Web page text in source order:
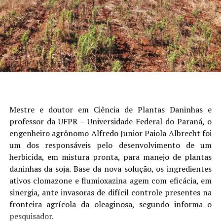
em alta na Bolsa de Mercadorias de Chicago (CBOT). Em
uma sessão marcada pela volatilidade, os preços
oscilaram em uma faixa estreita e recuperaram parte
das perdas recentes, impulsionados principalmente por
sinais de retomada das compras chinesas.
asiáticos ouvidos pela Reuters. As compras ampliam a
sequência de negócios antes da visita esperada do
presidente chinês, Xi Jinping, aos Estados Unidos no
próximo mês.
Segundo operadores, a estatal Sinograin comprou entre
10 e 15 cargas na quarta-feira. Pelo menos 10 delas
possuem embarques programados para outubro e
novembro.
Mestre e doutor em Ciência de Plantas Daninhas e
professor da UFPR – Universidade Federal do Paraná, o
engenheiro agrônomo Alfredo Junior Paiola Albrecht foi
um dos responsáveis pelo desenvolvimento de um
herbicida, em mistura pronta, para manejo de plantas
daninhas da soja. Base da nova solução, os ingredientes
ativos clomazone e flumioxazina agem com eficácia, em
sinergia, ante invasoras de difícil controle presentes na
fronteira agrícola da oleaginosa, segundo informa o
pesquisador.